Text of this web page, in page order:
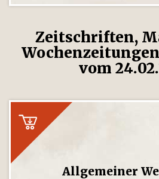
Zeitschriften,
vom
Allgemeiner